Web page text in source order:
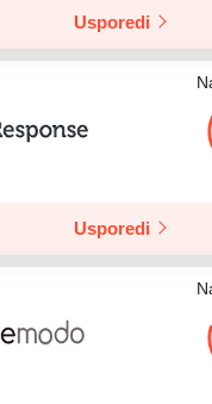
Usporedi
Usporedi